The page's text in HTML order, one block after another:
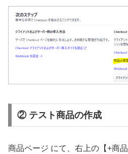
② テスト商品の作成
商品ページ にて、右上の【+商